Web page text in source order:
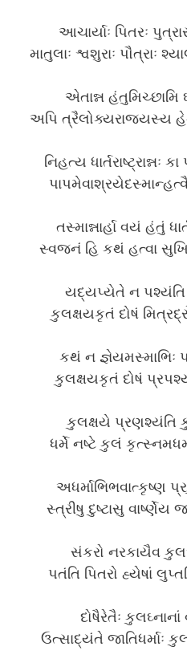
આચાર્યાઃ પિતરઃ
માતુલાઃ શ્વશુરાઃ પૌત્રાઃ
એતાન્ન હંતુમિચ્છામિ
અપિ ત્રૈલોક્યરાજ્યસ્ય
નિહત્ય ધાર્તરાષ્ટ્રાન્નઃ
તસ્માન્નાર્હા વયં હંતું
સ્વજનં હિ કથં હત્વા
યદ્યપ્યેતે ન પશ્યંતિ
કુલક્ષયકૃતં દોષં
કથં ન જ્ઞેયમસ્માભિઃ
કુલક્ષયકૃતં દોષં
કુલક્ષયે પ્રણશ્યંતિ
ધર્મે નષ્ટે કુલં
અધર્માભિભવાત્કૃષ્ણ
સ્ત્રીષુ દુષ્ટાસુ વાર્ષ્ણેય
સંકરો નરકાયૈવ
પતંતિ પિતરો હ્યેષાં
દોષૈરેતૈઃ
ઉત્સાદ્યંતે જાતિધર્માઃ